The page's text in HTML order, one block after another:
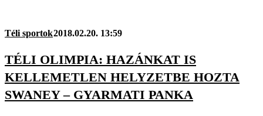
Téli sportok2018.02.20. 13:59
TÉLI OLIMPIA: HAZÁNKAT IS
KELLEMETLEN HELYZETBE HOZTA
SWANEY – GYARMATI PANKA